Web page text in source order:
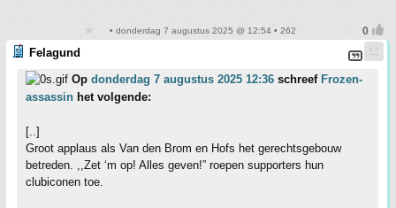
• donderdag 7 augustus 2025 @ 12:54 • 262
Felagund
Op donderdag 7 augustus 2025 12:36 schreef Frozen-
assassin het volgende:
[..]
Groot applaus als Van den Brom en Hofs het gerechtsgebouw
betreden. ,,Zet ‘m op! Alles geven!” roepen supporters hun
clubiconen toe.